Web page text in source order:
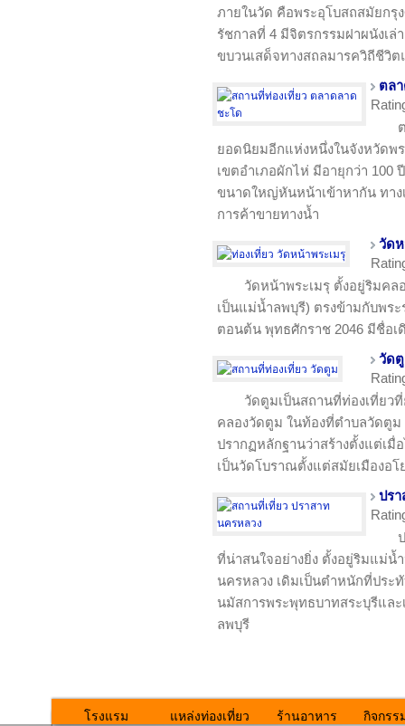
ภายในวัด คือพระอุโบสถสมัยกรุ
รัชกาลที่ 4 มีจิตรกรรมฝาผนังเ
ขบวนเสด็จทางสถลมารควิถีชีวิ
ตล
ยอดนิยมอีกแห่งหนึ่งในจังหวัดพ
เขตอำเภอผักไห่ มีอายุกว่า
ขนาดใหญ่หันหน้าเข้าหากัน ทาง
การค้าขายทางน้ำ
วัดห
วัดหน้าพระเมรุ ตั้งอยู่ริมคล
เป็นแม่น้ำลพบุรี) ตรงข้ามกับพระ
ตอนต้น พุทธศักราช 2046 มีชื่อเ
วัด
วัดตูมเป็นสถานที่ท่องเที่ยว
คลองวัดตูม ในท้องที่ตำบลวัดตู
ปรากฏหลักฐานว่าสร้างตั้งแต่เมื่
เป็นวัดโบราณตั้งแต่สมัยเมืองอโ
ปร
ที่น่าสนใจอย่างยิ่ง ตั้งอยู่ริมแม่น้
นครหลวง เดิมเป็นตำหนักที่ประ
นมัสการพระพุทธบาทสระบุรีแล
ลพบุรี
โรงแรม แหล่งท่องเที่ยว ร้านอาหาร กิจกรร